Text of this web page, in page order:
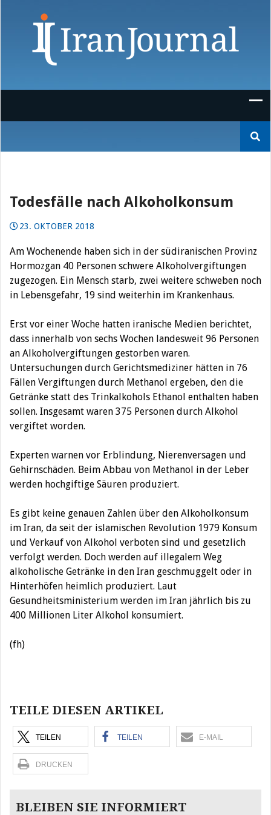
nach:
Todesfälle nach Alkoholkonsum
23. OKTOBER 2018
Am Wochenende haben sich in der südiranischen Provinz
Hormozgan 40 Personen schwere Alkoholvergiftungen
zugezogen. Ein Mensch starb, zwei weitere schweben noch
in Lebensgefahr, 19 sind weiterhin im Krankenhaus.
Erst vor einer Woche hatten iranische Medien berichtet,
dass innerhalb von sechs Wochen landesweit 96 Personen
an Alkoholvergiftungen gestorben waren.
Untersuchungen durch Gerichtsmediziner hätten in 76
Fällen Vergiftungen durch Methanol ergeben, den die
Getränke statt des Trinkalkohols Ethanol enthalten haben
sollen. Insgesamt waren 375 Personen durch Alkohol
vergiftet worden.
Experten warnen vor Erblindung, Nierenversagen und
Gehirnschäden. Beim Abbau von Methanol in der Leber
werden hochgiftige Säuren produziert.
Es gibt keine genauen Zahlen über den Alkoholkonsum
im Iran, da seit der islamischen Revolution 1979 Konsum
und Verkauf von Alkohol verboten sind und gesetzlich
verfolgt werden. Doch werden auf illegalem Weg
alkoholische Getränke in den Iran geschmuggelt oder in
Hinterhöfen heimlich produziert. Laut
Gesundheitsministerium werden im Iran jährlich bis zu
400 Millionen Liter Alkohol konsumiert.
(fh)
TEILE DIESEN ARTIKEL
TEILEN TEILEN E-MAIL
DRUCKEN
BLEIBEN SIE INFORMIERT